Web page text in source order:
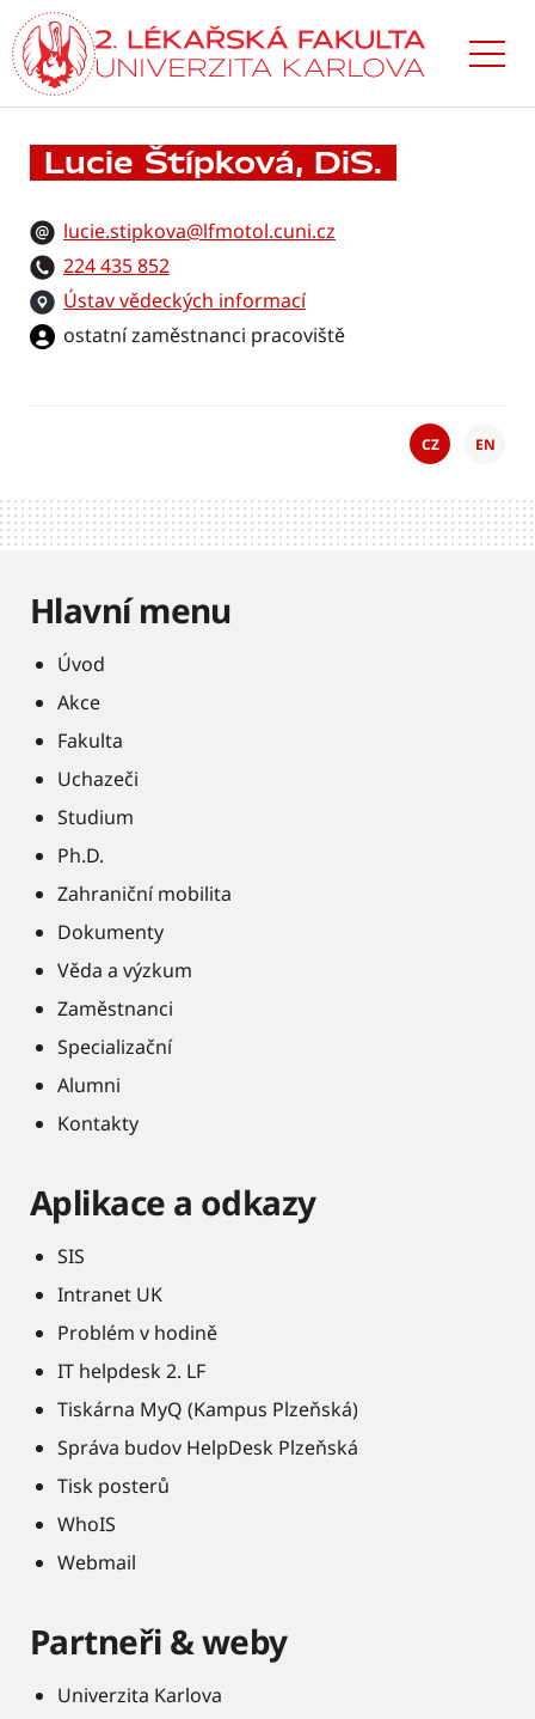
Přejít
k hlavnímu
obsahu
Lucie Štípková, DiS.
lucie.stipkova@lfmotol.cuni.cz
224 435 852
Ústav vědeckých informací
ostatní zaměstnanci pracoviště
CZ EN
Hlavní menu
Úvod
Akce
Fakulta
Uchazeči
Studium
Ph.D.
Zahraniční mobilita
Dokumenty
Věda a výzkum
Zaměstnanci
Specializační
Alumni
Kontakty
Aplikace a odkazy
SIS
Intranet UK
Problém v hodině
IT helpdesk 2. LF
Tiskárna MyQ (Kampus Plzeňská)
Správa budov HelpDesk Plzeňská
Tisk posterů
WhoIS
Webmail
Partneři & weby
Univerzita Karlova